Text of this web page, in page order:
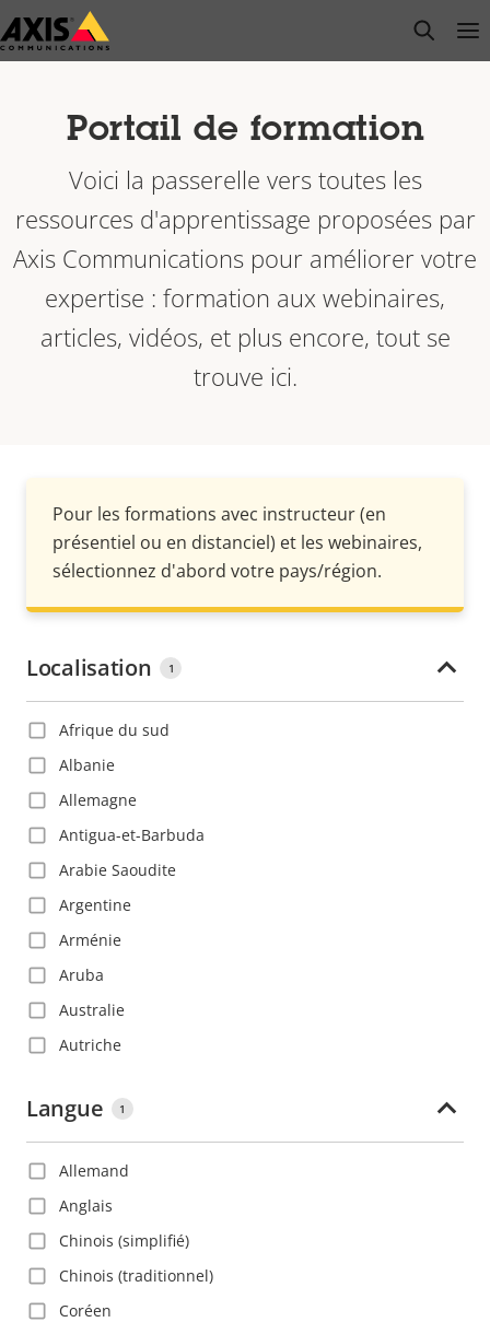
Passer
au
open
Portail de formation
Voici la passerelle vers toutes les
ressources d'apprentissage proposées par
Axis Communications pour améliorer votre
expertise : formation aux webinaires,
articles, vidéos, et plus encore, tout se
trouve ici.
Pour les formations avec instructeur (en
présentiel ou en distanciel) et les webinaires,
sélectionnez d'abord votre pays/région.
Localisation 1
Afrique du sud
Albanie
Allemagne
Antigua-et-Barbuda
Arabie Saoudite
Argentine
Arménie
Aruba
Australie
Autriche
Bahamas
Bahreïn
Belgique
Langue 1
Allemand
Anglais
Chinois (simplifié)
Chinois (traditionnel)
Coréen